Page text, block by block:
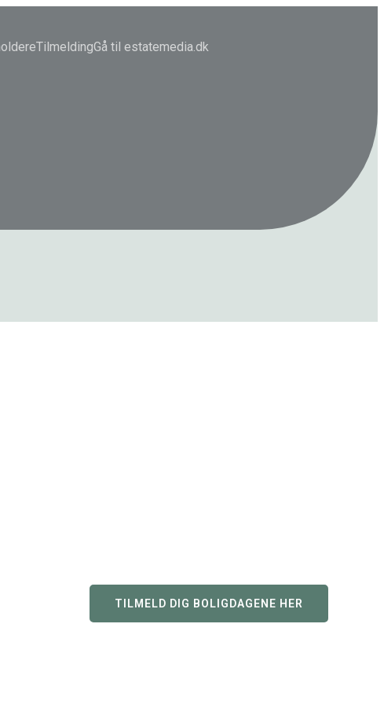
TilmeldingGå til estatemedia.dk
TILMELD DIG BOLIGDAGENE HER